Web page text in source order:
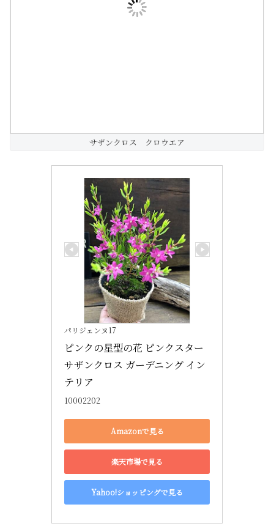
サザンクロス クロウエア
パリジェンヌ17
ピンクの星型の花 ピンクスター
サザンクロス ガーデニング イン
テリア
10002202
Amazonで見る
楽天市場で見る
Yahoo!ショッピングで見る